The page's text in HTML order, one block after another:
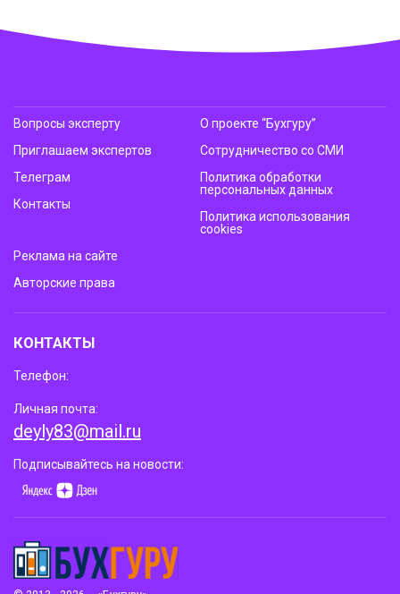
Вопросы эксперту
Приглашаем экспертов
Телеграм
Контакты
О проекте “Бухгуру”
Сотрудничество со СМИ
Политика обработки
персональных данных
Политика использования
cookies
Реклама на сайте
Авторские права
КОНТАКТЫ
Телефон:
Личная почта:
deyly83@mail.ru
Подписывайтесь на новости: